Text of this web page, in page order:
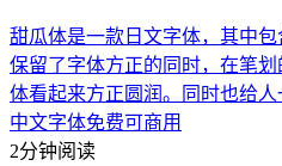
甜瓜体是一款日文字体，其中
保留了字体方正的同时，在笔
体看起来方正圆润。同时也给人
中文字体免费可商用
2分钟阅读